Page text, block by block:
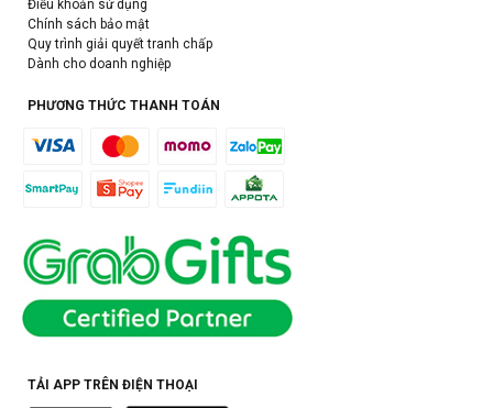
Điều khoản sử dụng
Chính sách bảo mật
Quy trình giải quyết tranh chấp
Dành cho doanh nghiệp
PHƯƠNG THỨC THANH TOÁN
TẢI APP TRÊN ĐIỆN THOẠI